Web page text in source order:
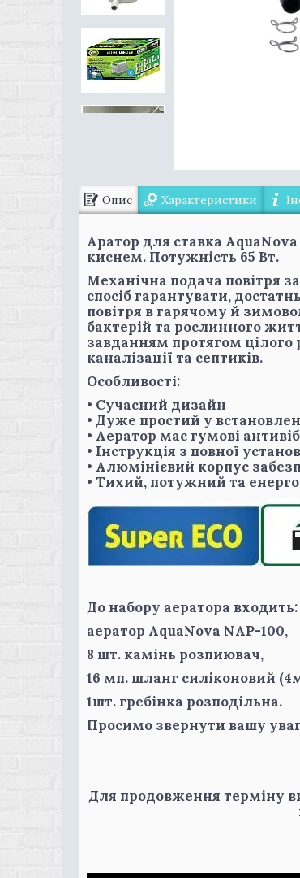
Опис Характеристики
Аратор для ставка
киснем. Потужність 65 Вт.
Механічна подача повітря
спосіб гарантувати,
повітря в гарячому й
бактерій та рослинного
завданням протягом
каналізації та септиків.
Особливості:
• Сучасний дизайн
• Дуже простий у
• Аератор має гумові
• Інструкція з повної
• Алюмінієвий корпус
• Тихий, потужний та
До набору аератора входить:
аератор AquaNova NAP-100,
8 шт. камінь розпиювач,
16 мп. шланг силіконовий
1шт. гребінка розподільна.
Просимо звернути вашу
Для продовження терміну